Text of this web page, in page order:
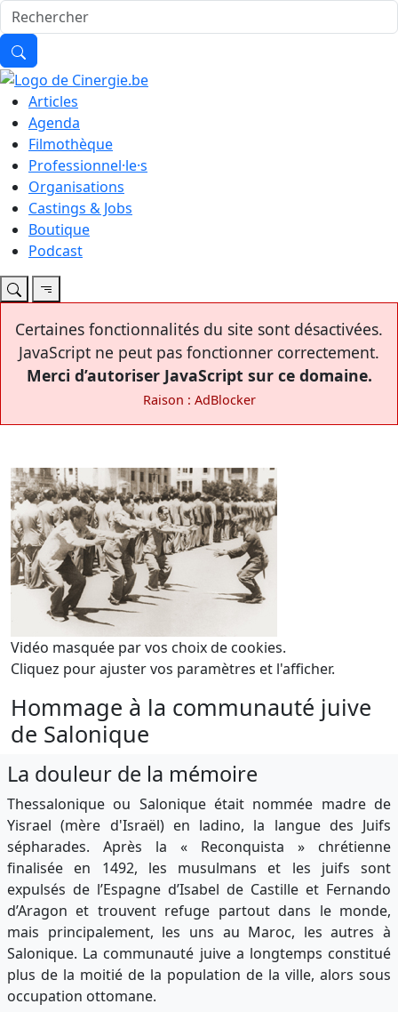
Articles
Agenda
Filmothèque
Professionnel·le·s
Organisations
Castings & Jobs
Boutique
Podcast
Certaines fonctionnalités du site sont désactivées.
JavaScript ne peut pas fonctionner correctement.
Merci d’autoriser JavaScript sur ce domaine.
Raison : AdBlocker
Vidéo masquée par vos choix de cookies.
Cliquez pour ajuster vos paramètres et l'afficher.
Hommage à la communauté juive
de Salonique
La douleur de la mémoire
Thessalonique ou Salonique était nommée madre de
Yisrael (mère d'Israël) en ladino, la langue des Juifs
sépharades. Après la « Reconquista » chrétienne
finalisée en 1492, les musulmans et les juifs sont
expulsés de l’Espagne d’Isabel de Castille et Fernando
d’Aragon et trouvent refuge partout dans le monde,
mais principalement, les uns au Maroc, les autres à
Salonique. La communauté juive a longtemps constitué
plus de la moitié de la population de la ville, alors sous
occupation ottomane.